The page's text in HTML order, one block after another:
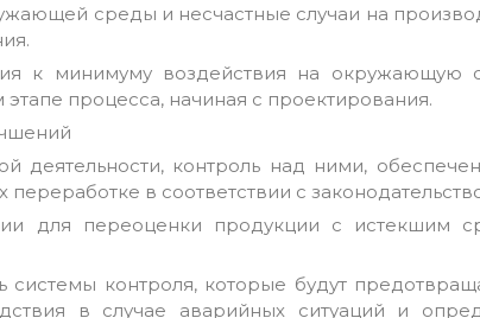
среды и несчастные случаи на
к минимуму воздействия на окружающую
процесса, начиная с проектирования.
деятельности, контроль над ними,
в соответствии с
для переоценки продукции с истекшим
контроля, которые будут
в случае аварийных ситуаций и